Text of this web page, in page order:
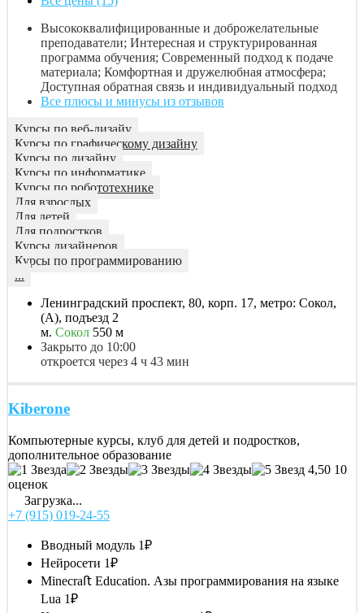
Высококвалифицированные и доброжелательные
преподаватели; Интересная и структурированная
программа обучения; Современный подход к подаче
материала; Комфортная и дружелюбная атмосфера;
Доступная обратная связь и индивидуальный подход
Все плюсы и минусы из отзывов
Курсы по веб-дизайу
Курсы по графическому дизайну
Курсы по дизайну
Курсы по информатике
Курсы по робототехнике
Для взрослых
Для детей
Для подростков
Курсы дизайнеров
Курсы по программированию
...
Ленинградский проспект, 80, корп. 17, метро: Сокол,
(А), подъезд 2
м. Сокол 550 м
Закрыто до 10:00
откроется через 4 ч 43 мин
Kiberone
Компьютерные курсы, клуб для детей и подростков,
дополнительное образование
4,50 10
оценок
Загрузка...
+7 (915) 019-24-55
Вводный модуль 1₽
Нейросети 1₽
Minecraﬅ Education. Азы программирования на языке
Lua 1₽